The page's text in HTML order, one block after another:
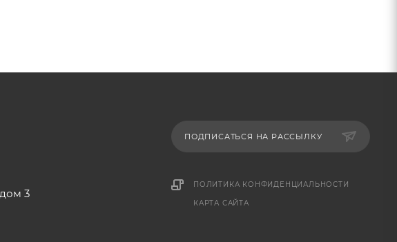
3
ПОДПИСАТЬСЯ НА РАССЫЛКУ
ПОЛИТИКА КОНФИДЕНЦИАЛЬНОСТИ
КАРТА САЙТА